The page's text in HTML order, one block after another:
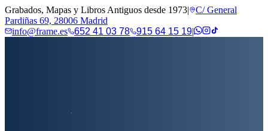
Grabados, Mapas y Libros Antiguos desde 1973|
C/ General
Pardiñas 69, 28006 Madrid
info@frame.es
652 41 03 78 915 64 15 19|